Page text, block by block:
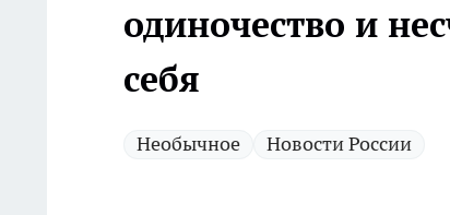
одиночество и
себя
Необычное Новости России